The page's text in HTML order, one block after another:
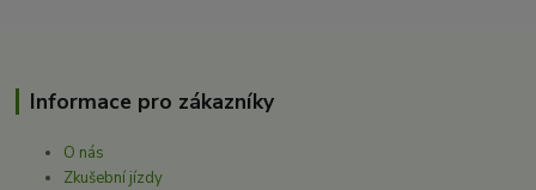
Informace pro zákazníky
O nás
Zkušební jízdy